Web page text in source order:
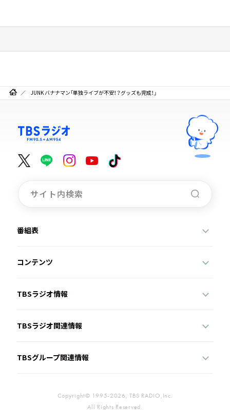
JUNK バナナマン「単独ライブが不安！？グッズも完成！」
番組表
コンテンツ
TBSラジオ情報
TBSラジオ関連情報
TBSグループ関連情報
Copyright© 1995-2026, TBS RADIO,Inc.
All Rights Reserved.